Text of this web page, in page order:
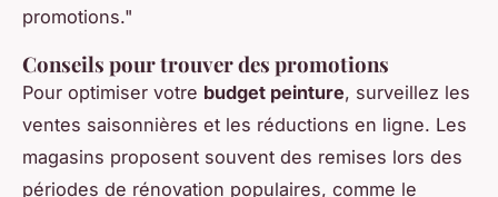
promotions."
Conseils pour trouver des promotions
Pour optimiser votre budget peinture, surveillez les
ventes saisonnières et les réductions en ligne. Les
magasins proposent souvent des remises lors des
périodes de rénovation populaires, comme le